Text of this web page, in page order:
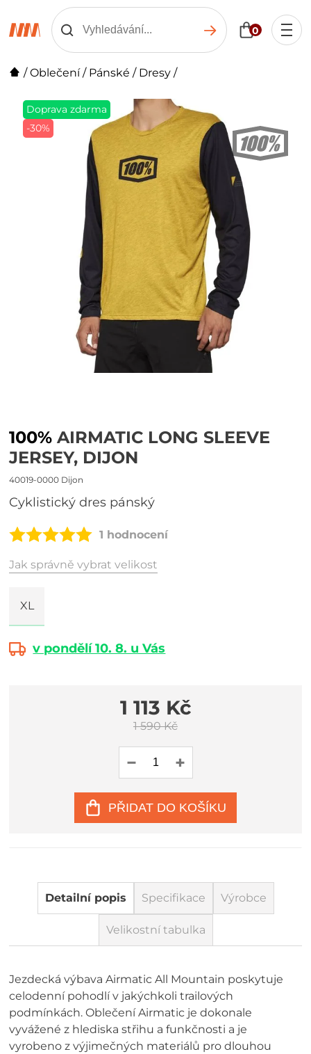
0
/Oblečení/ Pánské / Dresy /
Doprava zdarma
-30%
100% AIRMATIC LONG SLEEVE
JERSEY, DIJON
40019-0000 Dijon
cyklistický dres pánský
1 hodnocení
Jak správně vybrat velikost
XL
v pondělí 10. 8. u Vás
1 113 Kč
1 590 Kč
PŘIDAT DO KOŠÍKU
Detailní popis Specifikace Výrobce
Velikostní tabulka
Jezdecká výbava Airmatic All Mountain poskytuje
celodenní pohodlí v jakýchkoli trailových
podmínkách. Oblečení Airmatic je dokonale
vyvážené z hlediska střihu a funkčnosti a je
vyrobeno z výjimečných materiálů pro dlouhou